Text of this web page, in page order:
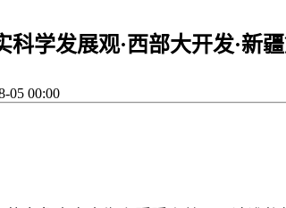
学发展观·西部大开发·新疆
05 00:00